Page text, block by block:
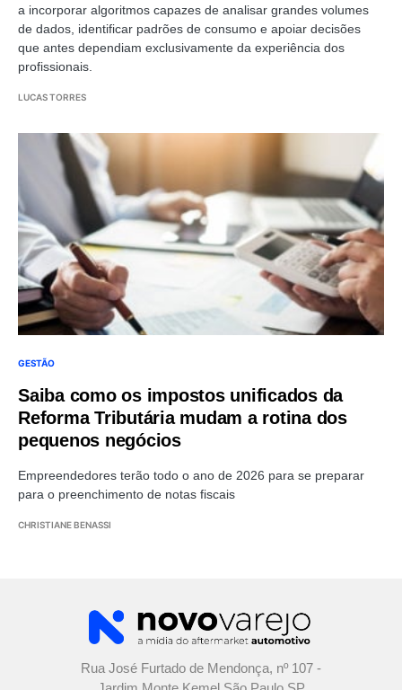
a incorporar algoritmos capazes de analisar grandes volumes
de dados, identificar padrões de consumo e apoiar decisões
que antes dependiam exclusivamente da experiência dos
profissionais.
LUCAS TORRES
GESTÃO
Saiba como os impostos unificados da
Reforma Tributária mudam a rotina dos
pequenos negócios
Empreendedores terão todo o ano de 2026 para se preparar
para o preenchimento de notas fiscais
CHRISTIANE BENASSI
Rua José Furtado de Mendonça, nº 107 -